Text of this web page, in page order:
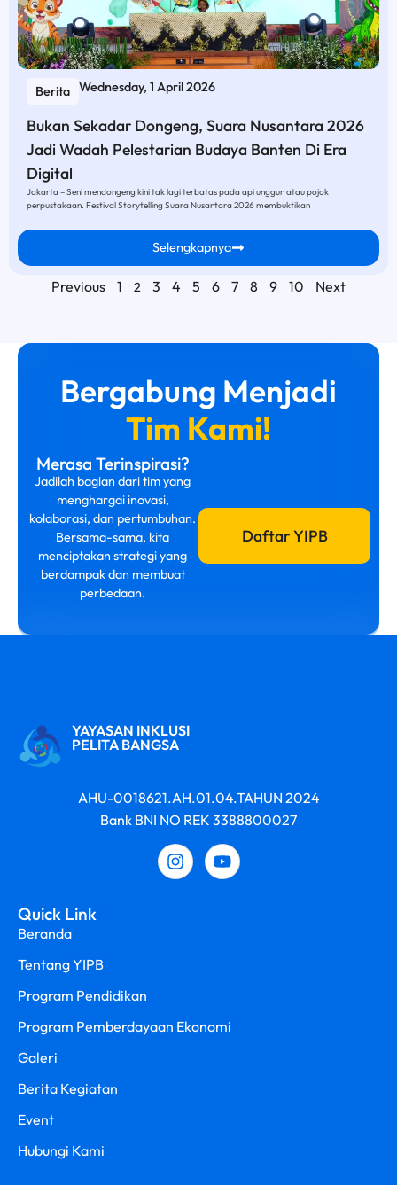
Berita Wednesday, 1 April 2026
Bukan Sekadar Dongeng, Suara Nusantara 2026
Jadi Wadah Pelestarian Budaya Banten Di Era
Digital
Jakarta – Seni mendongeng kini tak lagi terbatas pada api unggun atau pojok
perpustakaan. Festival Storytelling Suara Nusantara 2026 membuktikan
Selengkapnya
Previous 1 2 3 4 5 6 7 8 9 10 Next
Bergabung Menjadi
Tim Kami!
Merasa Terinspirasi?
Jadilah bagian dari tim yang
menghargai inovasi,
kolaborasi, dan pertumbuhan.
Bersama-sama, kita
menciptakan strategi yang
berdampak dan membuat
perbedaan.
Daftar YIPB
YAYASAN INKLUSI
PELITA BANGSA
AHU-0018621.AH.01.04.TAHUN 2024
Bank BNI NO REK 3388800027
Quick Link
Beranda
Tentang YIPB
Program Pendidikan
Program Pemberdayaan Ekonomi
Galeri
Berita Kegiatan
Event
Hubungi Kami